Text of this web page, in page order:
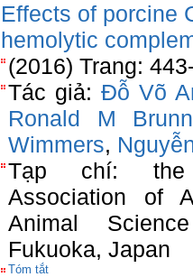
Effects of porcine
hemolytic
(2016) Trang:
Tác giả: Đỗ Võ
Ronald M
Wimmers,
Tạp chí: the
Association of
Animal
Fukuoka, Japan
Tóm tắt